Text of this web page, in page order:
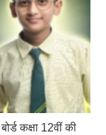
कक्षा 12वीं की